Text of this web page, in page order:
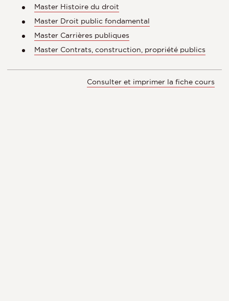
Master Histoire du droit
Master Droit public fondamental
Master Carrières publiques
Master Contrats, construction, propriété publics
Consulter et imprimer la fiche cours